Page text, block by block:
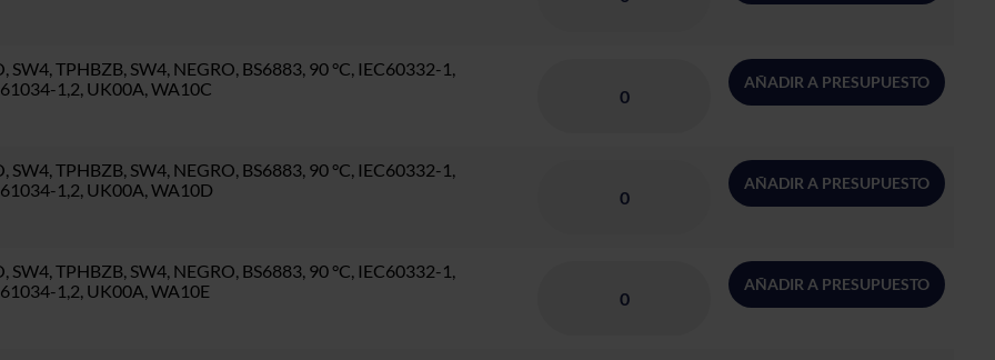
SW4, TPHBZB, SW4, NEGRO, BS6883, 90 °C, IEC60332-1,
1,2, UK00A, WA10C
AÑADIR A PRESUPUESTO
SW4, TPHBZB, SW4, NEGRO, BS6883, 90 °C, IEC60332-1,
1,2, UK00A, WA10D
AÑADIR A PRESUPUESTO
SW4, TPHBZB, SW4, NEGRO, BS6883, 90 °C, IEC60332-1,
1,2, UK00A, WA10E
AÑADIR A PRESUPUESTO